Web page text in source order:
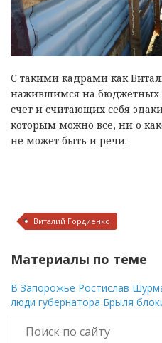
C такими кадрами как
нажившимся на бюджетных
счет и считающих себя
которым можно все, ни о
не может быть и речи.
Виталий Гордиенко
Материалы по теме
В Запорожье Ростислав
люди губернатора Брыля